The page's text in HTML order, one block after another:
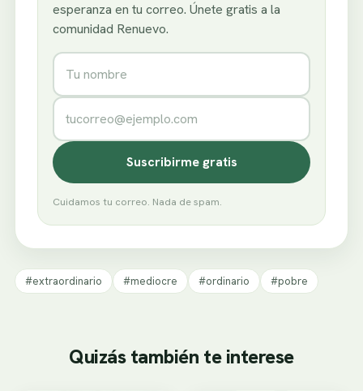
esperanza en tu correo. Únete gratis a la
comunidad Renuevo.
Nombre
Correo electrónico
Suscribirme gratis
Cuidamos tu correo. Nada de spam.
#extraordinario #mediocre #ordinario #pobre
Quizás también te interese